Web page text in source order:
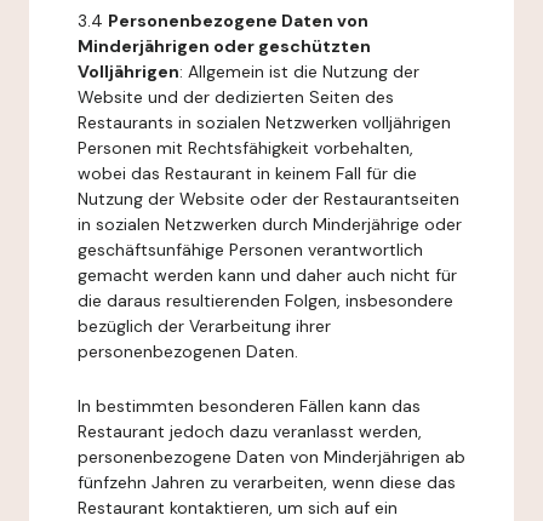
3.4 Personenbezogene Daten von
Minderjährigen oder geschützten
Volljährigen: Allgemein ist die Nutzung der
Website und der dedizierten Seiten des
Restaurants in sozialen Netzwerken volljährigen
Personen mit Rechtsfähigkeit vorbehalten,
wobei das Restaurant in keinem Fall für die
Nutzung der Website oder der Restaurantseiten
in sozialen Netzwerken durch Minderjährige oder
geschäftsunfähige Personen verantwortlich
gemacht werden kann und daher auch nicht für
die daraus resultierenden Folgen, insbesondere
bezüglich der Verarbeitung ihrer
personenbezogenen Daten.
In bestimmten besonderen Fällen kann das
Restaurant jedoch dazu veranlasst werden,
personenbezogene Daten von Minderjährigen ab
fünfzehn Jahren zu verarbeiten, wenn diese das
Restaurant kontaktieren, um sich auf ein